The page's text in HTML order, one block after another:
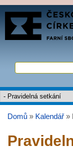
FARNÍ
SBOR
Hledat
Hlavní menu
Domů » Kalendář »